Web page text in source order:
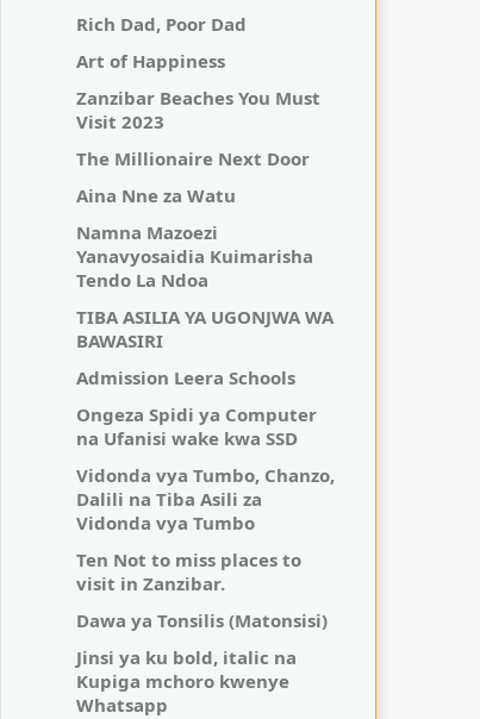
Rich Dad, Poor Dad
Art of Happiness
Zanzibar Beaches You Must
Visit 2023
The Millionaire Next Door
Aina Nne za Watu
Namna Mazoezi
Yanavyosaidia Kuimarisha
Tendo La Ndoa
TIBA ASILIA YA UGONJWA WA
BAWASIRI
Admission Leera Schools
Ongeza Spidi ya Computer
na Ufanisi wake kwa SSD
Vidonda vya Tumbo, Chanzo,
Dalili na Tiba Asili za
Vidonda vya Tumbo
Ten Not to miss places to
visit in Zanzibar.
Dawa ya Tonsilis (Matonsisi)
Jinsi ya ku bold, italic na
Kupiga mchoro kwenye
Whatsapp